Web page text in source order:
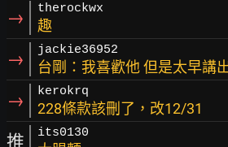
→ therockwx
趣
→ jackie36952
台剛：我喜歡他 但是太早講
→ kerokrq
228條款該刪了，改12/31
推 its0130